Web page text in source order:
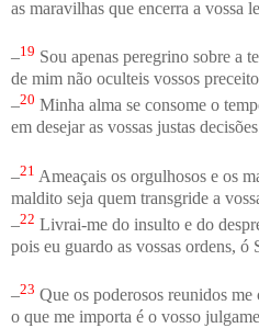
as maravilhas que encerra a vossa
–19 Sou apenas peregrino sobre a
de mim não oculteis vossos
–20 Minha alma se consome o
em desejar as vossas justas
–21 Ameaçais os orgulhosos e os
maldito seja quem transgride a
–22 Livrai-me do insulto e do
pois eu guardo as vossas ordens, ó
–23 Que os poderosos reunidos me
o que me importa é o vosso